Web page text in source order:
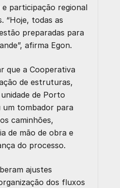
participação regional
“Hoje, todas as
preparadas para
afirma Egon.
que a Cooperativa
de estruturas,
de Porto
um tombador para
caminhões,
de mão de obra e
do processo.
ajustes
dos fluxos